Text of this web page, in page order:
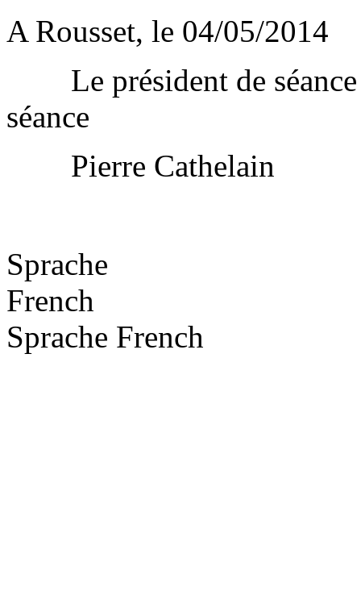
A Rousset, le 04/05/2014
Le président de
séance
Pierre Cathelain
Sprache
French
Sprache French